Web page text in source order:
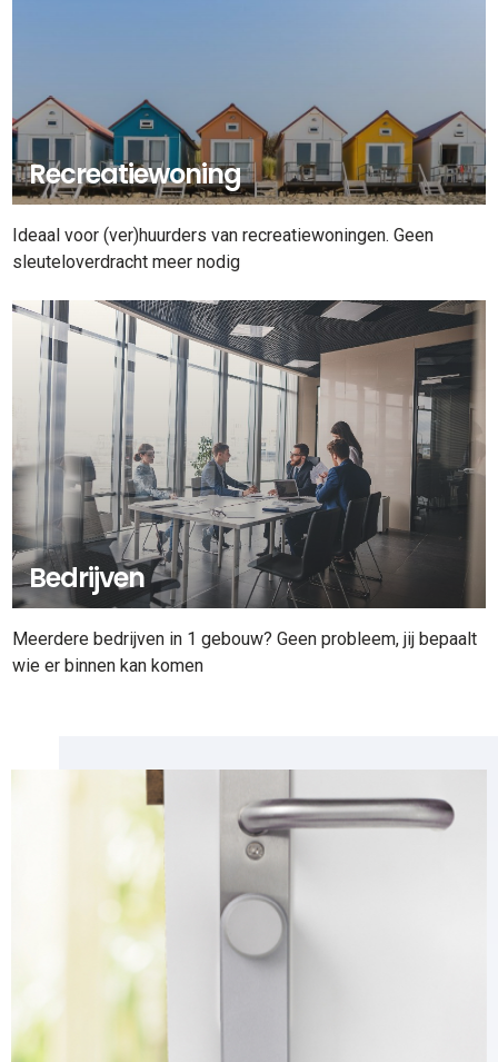
Recreatiewoning
Ideaal voor (ver)huurders van recreatiewoningen. Geen
sleuteloverdracht meer nodig
Bedrijven
Meerdere bedrijven in 1 gebouw? Geen probleem, jij bepaalt
wie er binnen kan komen